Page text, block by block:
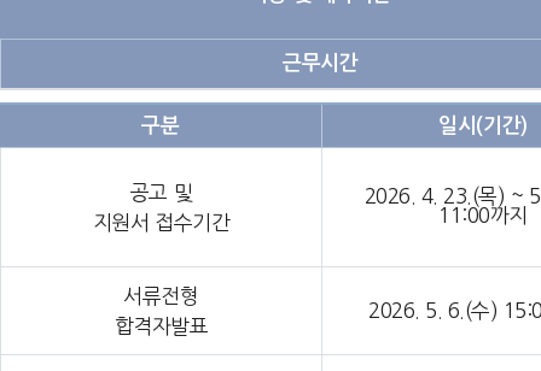
근무시간
구분 일시(기간)
공고 및
지원서 접수기간
2026. 4. 23.(목) ~
11:00까지
서류전형
합격자발표
2026. 5. 6.(수)